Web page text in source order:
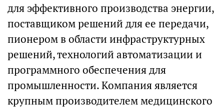
для эффективного производства энергии,
поставщиком решений для ее передачи,
пионером в области инфраструктурных
решений, технологий автоматизации и
программного обеспечения для
промышленности. Компания является
крупным производителем медицинского